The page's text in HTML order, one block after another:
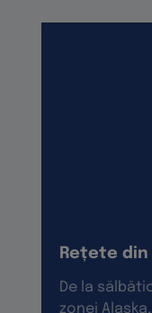
Rețete
De la
zonei